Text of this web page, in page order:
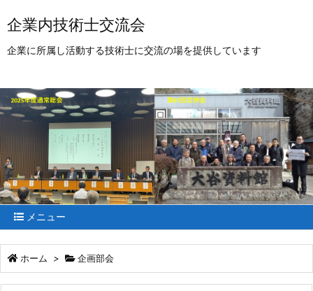
企業内技術士交流会
企業に所属し活動する技術士に交流の場を提供しています
メニュー
ホーム > 企画部会